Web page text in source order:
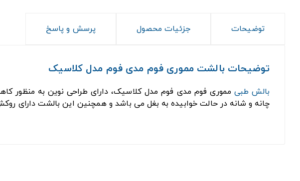
توضیحات جزئیات محصول پرسش و پاسخ
توضیحات بالشت مموری فوم مدی فوم مدل کلاسیک
بالش طبیمموری فوم مدی فوم مدل کلاسیک، دارای طراحی نوین به منظور
چانه و شانه در حالت خوابیده به بغل می باشد و همچنین این بالشت